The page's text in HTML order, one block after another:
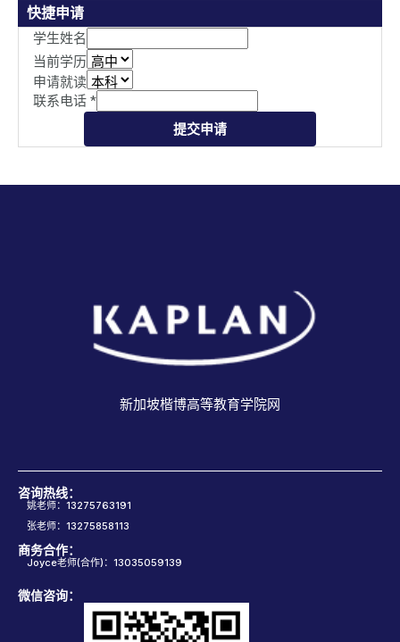
快捷申请
学生姓名
当前学历
申请就读
联系电话 *
提交申请
新加坡楷博高等教育学院网
咨询热线：
姚老师：13275763191
张老师：13275858113
商务合作：
Joyce老师(合作)：13035059139
微信咨询：